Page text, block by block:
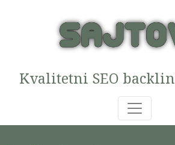
Kvalitetni SEO